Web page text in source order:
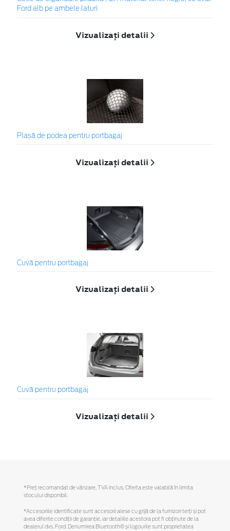
Ford alb pe ambele laturi
Vizualizați detalii
Plasă de podea pentru portbagaj
Vizualizați detalii
Cuvă pentru portbagaj
Vizualizați detalii
Cuvă pentru portbagaj
Vizualizați detalii
*Preţ recomandat de vânzare, TVA inclus. Oferta este valabilă în limita
stocului disponibil.
*Accesoriile identificate sunt accesorii alese cu grijă de la furnizori terți și pot
avea diferite condiții de garanție, iar detaliile acestora pot fi obținute de la
dealerul dvs. Ford. Denumirea Bluetooth® și logourile sunt proprietatea